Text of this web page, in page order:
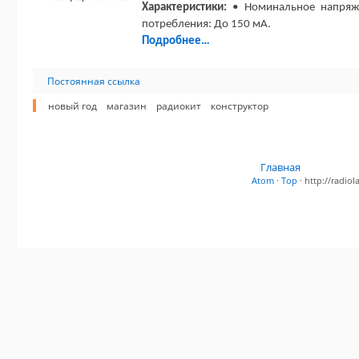
Характеристики: • Номинальное
потребления: До 150 мА.
Подробнее…
Постоянная ссылка
новый год
магазин радиокит конструктор
Главная
Atom · Top · http://